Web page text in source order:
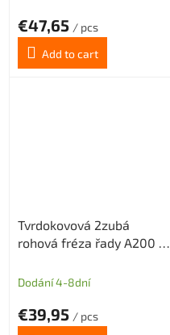
€47,65 / pcs
Add to cart
Tvrdokovová 2zubá
rohová fréza řady A200 s
pr.1 mm odlehčený krček
Dodání 4-8dní
€39,95 / pcs